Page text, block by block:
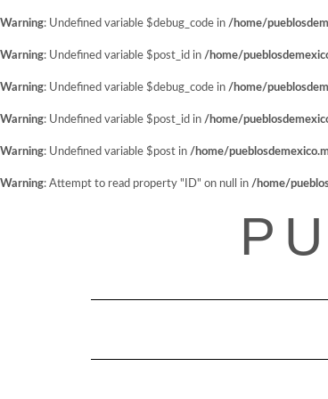
Warning: Undefined variable $debug_code in /home/
Warning: Undefined variable $post_id in /home/
Warning: Undefined variable $debug_code in /home/
Warning: Undefined variable $post_id in /home/
Warning: Undefined variable $post in /home/
Warning: Attempt to read property "ID" on null in /home/